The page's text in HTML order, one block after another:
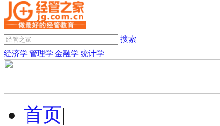
搜索
经济学 管理学 金融学 统计学
首页|